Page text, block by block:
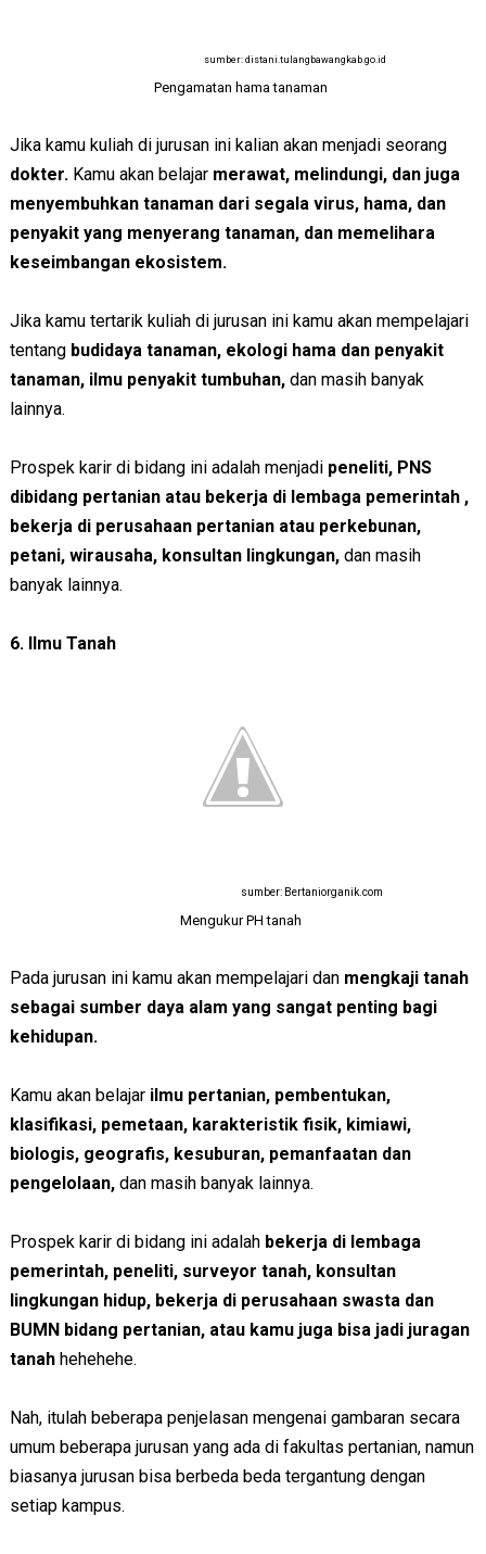
sumber: distani.tulangbawangkab.go.id
Pengamatan hama tanaman
Jika kamu kuliah di jurusan ini kalian akan menjadi seorang
dokter.Kamu akan belajar merawat, melindungi, dan juga
menyembuhkan tanaman dari segala virus, hama, dan
penyakit yang menyerang tanaman, dan memelihara
keseimbangan ekosistem.
Jika kamu tertarik kuliah di jurusan ini kamu akan mempelajari
tentang budidaya tanaman, ekologi hama dan penyakit
tanaman, ilmu penyakit tumbuhan,dan masih banyak
lainnya.
Prospek karir di bidang ini adalah menjadi peneliti, PNS
dibidang pertanian atau bekerja di lembaga pemerintah ,
bekerja di perusahaan pertanian atau perkebunan,
petani, wirausaha, konsultan lingkungan,dan masih
banyak lainnya.
6. Ilmu Tanah
sumber: Bertaniorganik.com
Mengukur PH tanah
Pada jurusan ini kamu akan mempelajari dan mengkaji tanah
sebagai sumber daya alam yang sangat penting bagi
kehidupan.
Kamu akan belajar ilmu pertanian, pembentukan,
klasifikasi, pemetaan, karakteristik fisik, kimiawi,
biologis, geografis, kesuburan, pemanfaatan dan
pengelolaan,dan masih banyak lainnya.
Prospek karir di bidang ini adalah bekerja di lembaga
pemerintah, peneliti, surveyor tanah, konsultan
lingkungan hidup, bekerja di perusahaan swasta dan
BUMN bidang pertanian, atau kamu juga bisa jadi juragan
tanahhehehehe.
Nah, itulah beberapa penjelasan mengenai gambaran secara
umum beberapa jurusan yang ada di fakultas pertanian, namun
biasanya jurusan bisa berbeda beda tergantung dengan
setiap kampus.